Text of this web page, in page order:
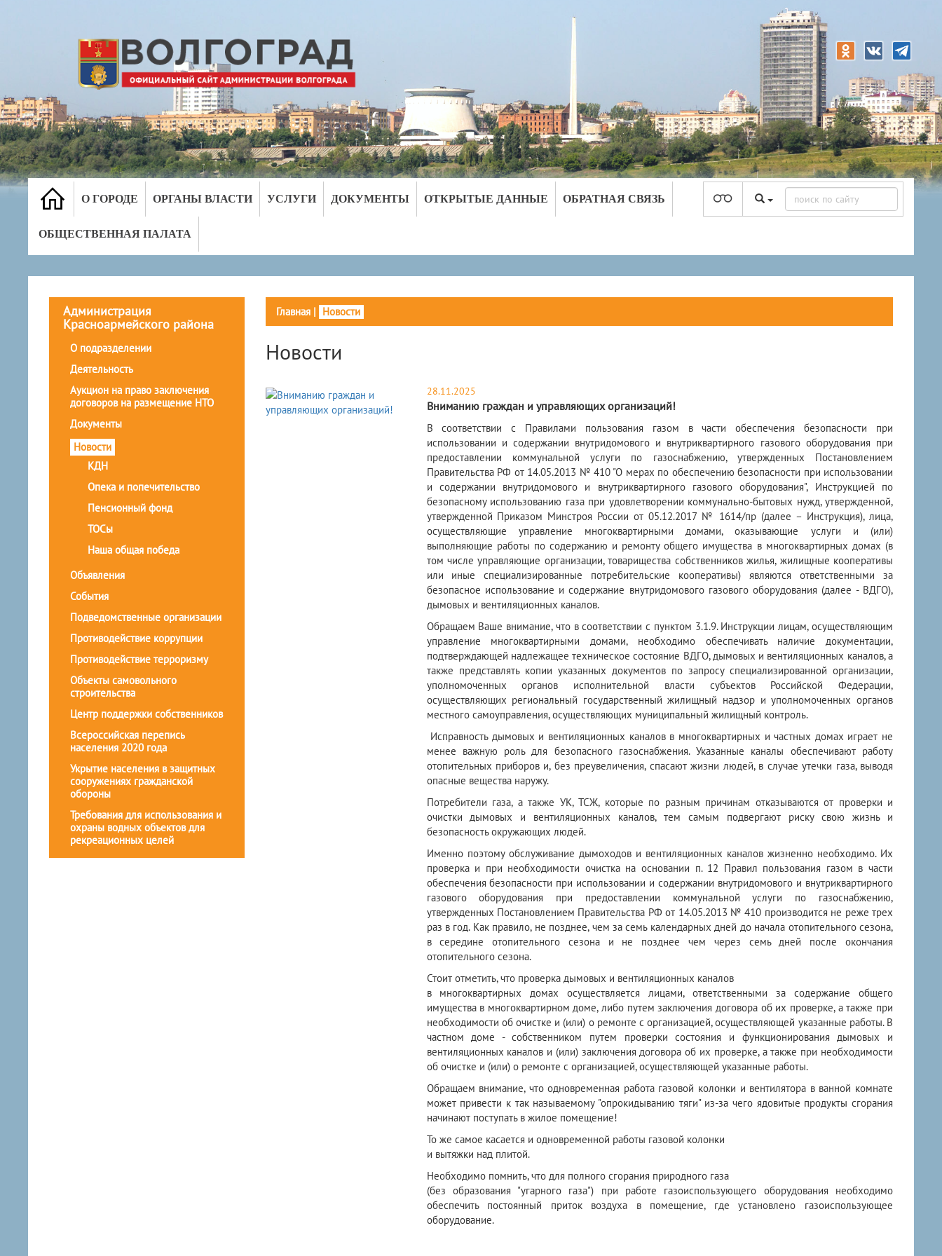
О ГОРОДЕ ОРГАНЫ ВЛАСТИ УСЛУГИ ДОКУМЕНТЫ ОТКРЫТЫЕ ДАННЫЕ ОБРАТНАЯ СВЯЗЬ
ОБЩЕСТВЕННАЯ ПАЛАТА
Администрация
Красноармейского района
О подразделении
Деятельность
Аукцион на право заключения
договоров на размещение НТО
Документы
Новости
КДН
Опека и попечительство
Пенсионный фонд
ТОСы
Наша общая победа
Объявления
События
Подведомственные организации
Противодействие коррупции
Противодействие терроризму
Объекты самовольного
строительства
Центр поддержки собственников
Всероссийская перепись
населения 2020 года
Укрытие населения в защитных
сооружениях гражданской
обороны
Требования для использования и
охраны водных объектов для
рекреационных целей
Главная| Новости
Новости
28.11.2025
Вниманию граждан и управляющих организаций!
В соответствии с Правилами пользования газом в части обеспечения безопасности при
использовании и содержании внутридомового и внутриквартирного газового оборудования при
предоставлении коммунальной услуги по газоснабжению, утвержденных Постановлением
Правительства РФ от 14.05.2013 № 410 "О мерах по обеспечению безопасности при использовании
и содержании внутридомового и внутриквартирного газового оборудования", Инструкцией по
безопасному использованию газа при удовлетворении коммунально-бытовых нужд, утвержденной,
утвержденной Приказом Минстроя России от 05.12.2017 № 1614/пр (далее – Инструкция), лица,
осуществляющие управление многоквартирными домами, оказывающие услуги и (или)
выполняющие работы по содержанию и ремонту общего имущества в многоквартирных домах (в
том числе управляющие организации, товарищества собственников жилья, жилищные кооперативы
или иные специализированные потребительские кооперативы) являются ответственными за
безопасное использование и содержание внутридомового газового оборудования (далее - ВДГО),
дымовых и вентиляционных каналов.
Обращаем Ваше внимание, что в соответствии с пунктом 3.1.9. Инструкции лицам, осуществляющим
управление многоквартирными домами, необходимо обеспечивать наличие документации,
подтверждающей надлежащее техническое состояние ВДГО, дымовых и вентиляционных каналов, а
также представлять копии указанных документов по запросу специализированной организации,
уполномоченных органов исполнительной власти субъектов Российской Федерации,
осуществляющих региональный государственный жилищный надзор и уполномоченных органов
местного самоуправления, осуществляющих муниципальный жилищный контроль.
Исправность дымовых и вентиляционных каналов в многоквартирных и частных домах играет не
менее важную роль для безопасного газоснабжения. Указанные каналы обеспечивают работу
отопительных приборов и, без преувеличения, спасают жизни людей, в случае утечки газа, выводя
опасные вещества наружу.
Потребители газа, а также УК, ТСЖ, которые по разным причинам отказываются от проверки и
очистки дымовых и вентиляционных каналов, тем самым подвергают риску свою жизнь и
безопасность окружающих людей.
Именно поэтому обслуживание дымоходов и вентиляционных каналов жизненно необходимо. Их
проверка и при необходимости очистка на основании п. 12 Правил пользования газом в части
обеспечения безопасности при использовании и содержании внутридомового и внутриквартирного
газового оборудования при предоставлении коммунальной услуги по газоснабжению,
утвержденных Постановлением Правительства РФ от 14.05.2013 № 410 производится не реже трех
раз в год. Как правило, не позднее, чем за семь календарных дней до начала отопительного сезона,
в середине отопительного сезона и не позднее чем через семь дней после окончания
отопительного сезона.
Стоит отметить, что проверка дымовых и вентиляционных каналов
в многоквартирных домах осуществляется лицами, ответственными за содержание общего
имущества в многоквартирном доме, либо путем заключения договора об их проверке, а также при
необходимости об очистке и (или) о ремонте с организацией, осуществляющей указанные работы. В
частном доме - собственником путем проверки состояния и функционирования дымовых и
вентиляционных каналов и (или) заключения договора об их проверке, а также при необходимости
об очистке и (или) о ремонте с организацией, осуществляющей указанные работы.
Обращаем внимание, что одновременная работа газовой колонки и вентилятора в ванной комнате
может привести к так называемому "опрокидыванию тяги" из-за чего ядовитые продукты сгорания
начинают поступать в жилое помещение!
То же самое касается и одновременной работы газовой колонки
и вытяжки над плитой.
Необходимо помнить, что для полного сгорания природного газа
(без образования "угарного газа") при работе газоиспользующего оборудования необходимо
обеспечить постоянный приток воздуха в помещение, где установлено газоиспользующее
оборудование.